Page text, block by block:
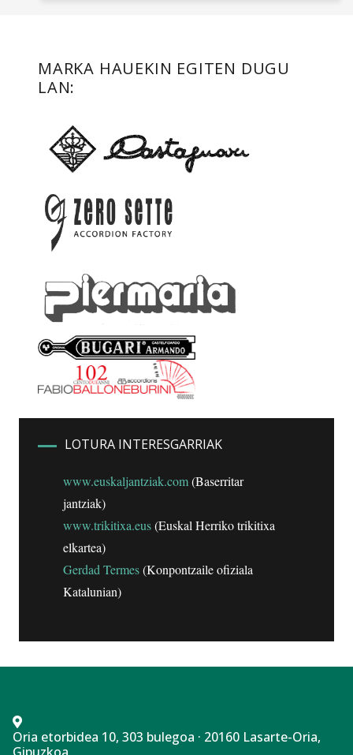
MARKA HAUEKIN EGITEN DUGU
LAN:
LOTURA INTERESGARRIAK
www.euskaljantziak.com(Baserritar
jantziak)
www.trikitixa.eus(Euskal Herriko trikitixa
elkartea)
Gerdad Termes(Konpontzaile ofiziala
Katalunian)
Oria etorbidea 10, 303 bulegoa · 20160 Lasarte-Oria,